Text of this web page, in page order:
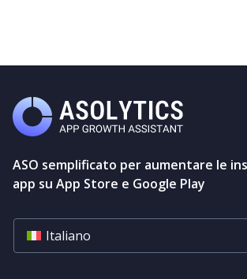
ASO semplificato per aumentare le
app su App Store e Google Play
Italiano